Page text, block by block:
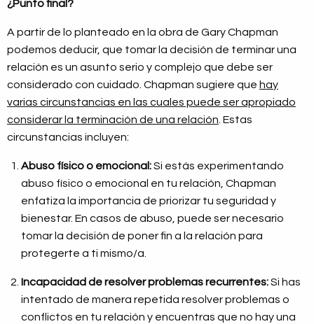
¿Punto final?
A partir de lo planteado en la obra de Gary Chapman
podemos deducir, que tomar la decisión de terminar una
relación es un asunto serio y complejo que debe ser
considerado con cuidado. Chapman sugiere que hay
varias circunstancias en las cuales puede ser apropiado
considerar la terminación de una relación . Estas
circunstancias incluyen:
Abuso físico o emocional:Si estás experimentando
abuso físico o emocional en tu relación, Chapman
enfatiza la importancia de priorizar tu seguridad y
bienestar. En casos de abuso, puede ser necesario
tomar la decisión de poner fin a la relación para
protegerte a ti mismo/a.
Incapacidad de resolver problemas recurrentes:Si has
intentado de manera repetida resolver problemas o
conflictos en tu relación y encuentras que no hay una